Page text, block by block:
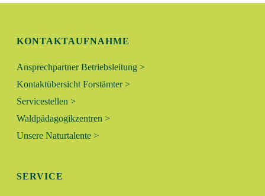
KONTAKTAUFNAHME
Ansprechpartner Betriebsleitung >
Kontaktübersicht Forstämter >
Servicestellen >
Waldpädagogikzentren >
Unsere Naturtalente >
SERVICE